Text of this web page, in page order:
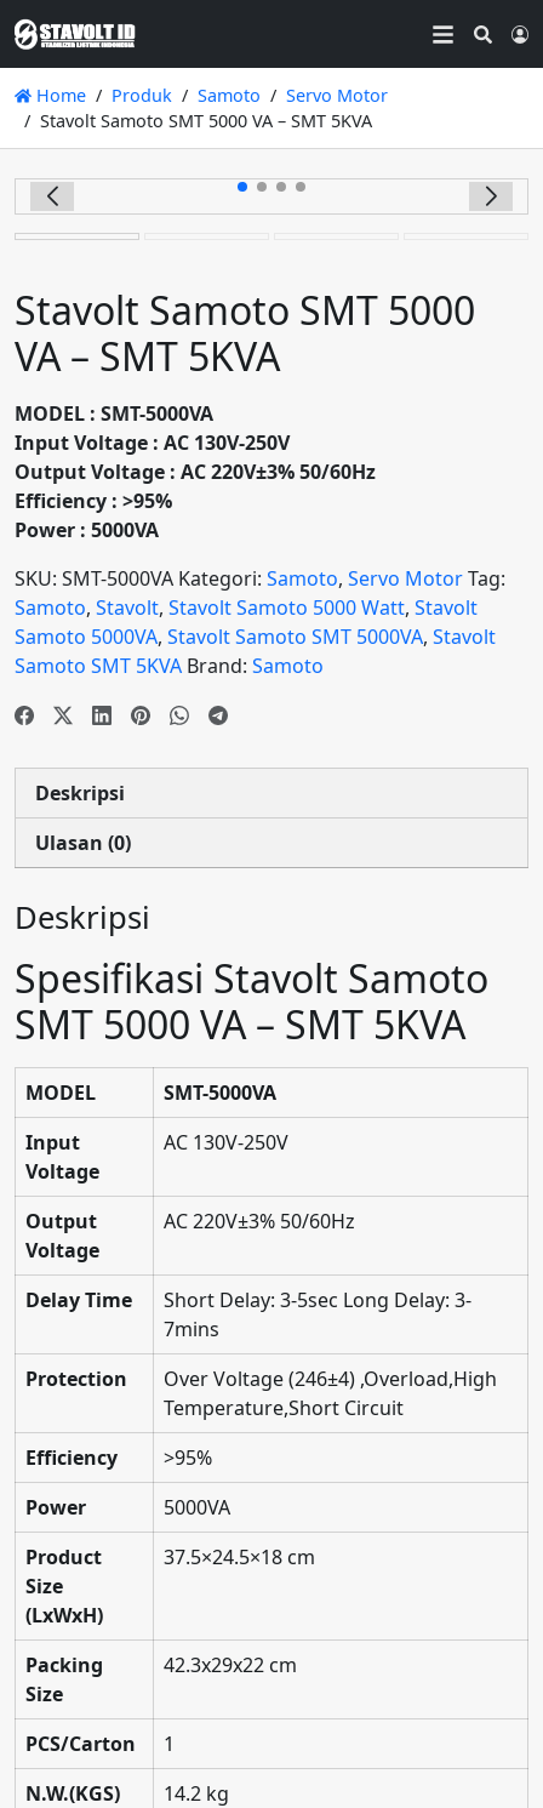
Home Produk Samoto
Servo Motor
Stavolt Samoto SMT 5000 VA – SMT 5KVA
Stavolt Samoto SMT 5000
VA – SMT 5KVA
MODEL : SMT-5000VA
Input Voltage : AC 130V-250V
Output Voltage : AC 220V±3% 50/60Hz
Efficiency : >95%
Power : 5000VA
SKU: SMT-5000VA Kategori: Samoto, Servo MotorTag:
Samoto, Stavolt, Stavolt Samoto 5000 Watt, Stavolt
Samoto 5000VA, Stavolt Samoto SMT 5000VA, Stavolt
Samoto SMT 5KVA Brand: Samoto
Deskripsi
Ulasan (0)
Deskripsi
Spesifikasi Stavolt Samoto
SMT 5000 VA – SMT 5KVA
MODEL
SMT-5000VA
Input
Voltage
AC 130V-250V
Output
Voltage
AC 220V±3% 50/60Hz
Delay Time
Short Delay: 3-5sec Long Delay: 3-
7mins
Protection
Over Voltage (246±4) ,Overload,High
Temperature,Short Circuit
Efficiency
>95%
Power
5000VA
Product
Size
(LxWxH)
37.5×24.5×18 cm
Packing
Size
42.3x29x22 cm
PCS/Carton
1
N.W.(KGS)
14.2 kg